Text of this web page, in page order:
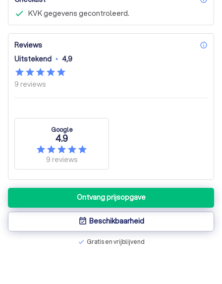
KVK gegevens gecontroleerd.
Reviews
Uitstekend • 4,9
9 reviews
Google
4.9
9 reviews
Ontvang prijsopgave
event_available Beschikbaarheid
check Gratis en vrijblijvend